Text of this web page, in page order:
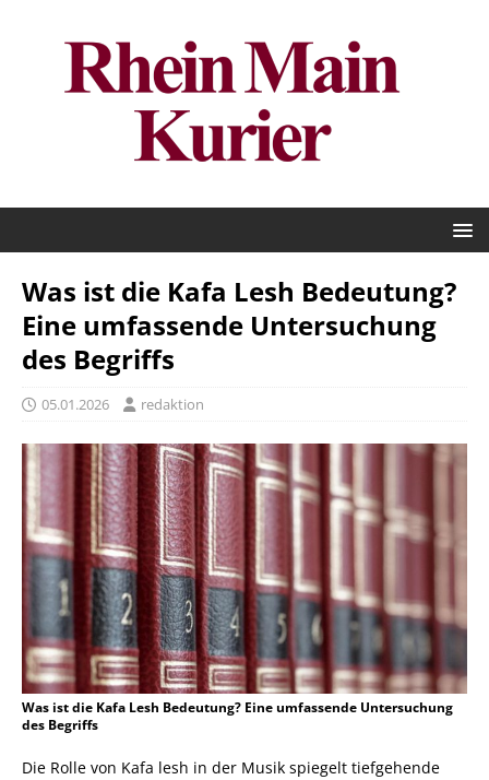
Was ist die Kafa Lesh Bedeutung?
Eine umfassende Untersuchung
des Begriffs
05.01.2026 redaktion
Was ist die Kafa Lesh Bedeutung? Eine umfassende Untersuchung
des Begriffs
Die Rolle von Kafa lesh in der Musik spiegelt tiefgehende